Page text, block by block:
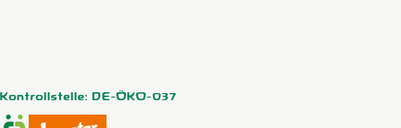
Kontrollstelle: DE-ÖKO-037